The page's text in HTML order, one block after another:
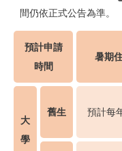
間仍依正式公告為準。
預計申請
時間
暑期
大
學
舊生 預計每